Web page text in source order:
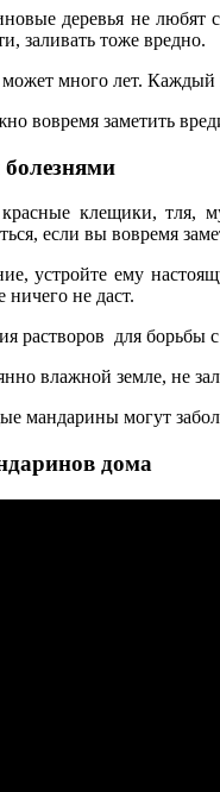
деревья не любят
заливать тоже вредно.
много лет.
вовремя заметить
клещики, тля,
если вы вовремя
устройте ему
не даст.
растворов для борьбы
влажной земле, не
мандарины могут
дома